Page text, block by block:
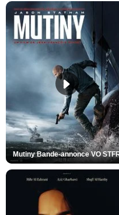
Mutiny Bande-annonce VO